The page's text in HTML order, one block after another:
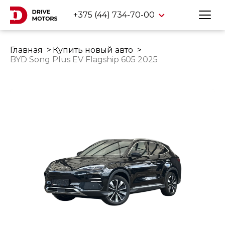
+375 (44) 734-70-00
Главная
Купить новый авто
BYD Song Plus EV Flagship 605 2025